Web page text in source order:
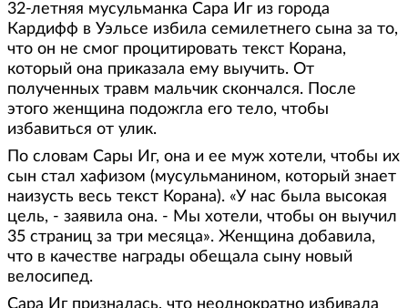
32-летняя мусульманка Сара Иг из города
Кардифф в Уэльсе избила семилетнего сына за то,
что он не смог процитировать текст Корана,
который она приказала ему выучить. От
полученных травм мальчик скончался. После
этого женщина подожгла его тело, чтобы
избавиться от улик.
По словам Сары Иг, она и ее муж хотели, чтобы их
сын стал хафизом (мусульманином, который знает
наизусть весь текст Корана). «У нас была высокая
цель, - заявила она. - Мы хотели, чтобы он выучил
35 страниц за три месяца». Женщина добавила,
что в качестве награды обещала сыну новый
велосипед.
Сара Иг призналась, что неоднократно избивала